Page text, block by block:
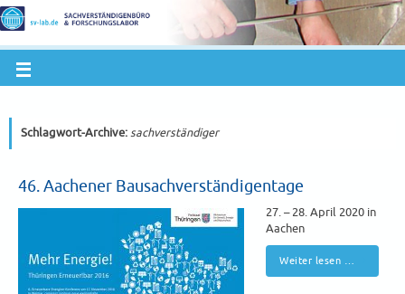
Schlagwort-Archive:sachverständiger
46. Aachener Bausachverständigentage
27. – 28. April 2020 in
Aachen
Weiter lesen …